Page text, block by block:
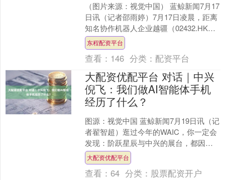
（图片来源：视觉中国） 蓝鲸新闻7月17
日讯（记者邵雨婷）7月17日凌晨，距离
知名协作机器人企业越疆（02432.HK）
的创业板首发上会仅剩5天，一篇实名举
报长....
东程配资平台
查看： 146 分类： 配资平台
大配资优配平台 对话｜中兴
倪飞：我们做AI智能体手机
经历了什么？
图源：视觉中国 蓝鲸新闻7月19日讯（记
者翟智超）逛过今年的WAIC，你一定会
发现：阶跃星辰与中兴的展台，都因一
款主打AI功能的手机，成为现场必打卡
点。 其中，....
大配资优配平台
查看：64 分类： 股票配资开户